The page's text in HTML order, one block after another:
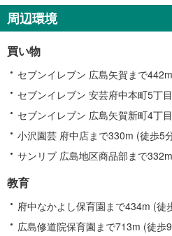
周辺環境
買い物
セブンイレブン 広島矢賀まで
セブンイレブン 安芸府中本町5丁
セブンイレブン 広島矢賀新町4丁
小沢園芸 府中店まで330m (徒歩5
サンリブ 広島地区商品部まで
教育
府中なかよし保育園まで434m (徒
広島修道院保育園まで713m (徒歩